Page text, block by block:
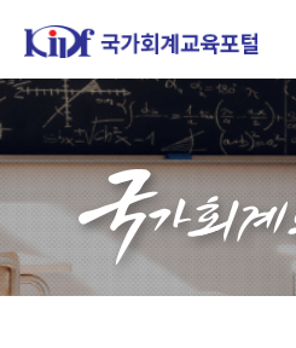
홈페이지가 새롭게 개편되었습
한국조세재정연구원홈페이